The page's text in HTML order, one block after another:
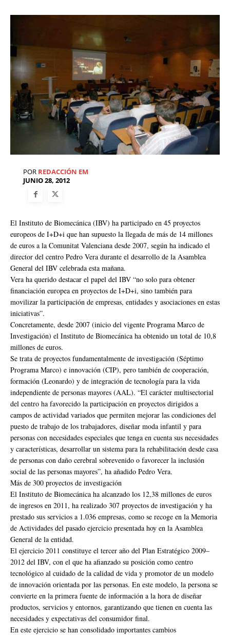
POR REDACCIÓN EM
JUNIO 28, 2012
El Instituto de Biomecánica (IBV) ha participado en 45 proyectos
europeos de I+D+i que han supuesto la llegada de más de 14 millones
de euros a la Comunitat Valenciana desde 2007, según ha indicado el
director del centro Pedro Vera durante el desarrollo de la Asamblea
General del IBV celebrada esta mañana.
Vera ha querido destacar el papel del IBV “no solo para obtener
financiación europea en proyectos de I+D+i, sino también para
movilizar la participación de empresas, entidades y asociaciones en estas
iniciativas”.
Concretamente, desde 2007 (inicio del vigente Programa Marco de
Investigación) el Instituto de Biomecánica ha obtenido un total de 10,8
millones de euros.
Se trata de proyectos fundamentalmente de investigación (Séptimo
Programa Marco) e innovación (CIP), pero también de cooperación,
formación (Leonardo) y de integración de tecnología para la vida
independiente de personas mayores (AAL). “El carácter multisectorial
del centro ha favorecido la participación en proyectos dirigidos a
campos de actividad variados que permiten mejorar las condiciones del
puesto de trabajo de los trabajadores, diseñar moda infantil y para
personas con necesidades especiales que tenga en cuenta sus necesidades
y características, desarrollar un sistema para la rehabilitación desde casa
de personas con daño cerebral sobrevenido o favorecer la inclusión
social de las personas mayores”, ha añadido Pedro Vera.
Más de 300 proyectos de investigación
El Instituto de Biomecánica ha alcanzado los 12,38 millones de euros
de ingresos en 2011, ha realizado 307 proyectos de investigación y ha
prestado sus servicios a 1.036 empresas, como se recoge en la Memoria
de Actividades del pasado ejercicio presentada hoy en la Asamblea
General de la entidad.
El ejercicio 2011 constituye el tercer año del Plan Estratégico 2009–
2012 del IBV, con el que ha afianzado su posición como centro
tecnológico al cuidado de la calidad de vida y promotor de un modelo
de innovación orientada por las personas. En este modelo, la persona se
convierte en la primera fuente de información a la hora de diseñar
productos, servicios y entornos, garantizando que tienen en cuenta las
necesidades y expectativas del consumidor final.
En este ejercicio se han consolidado importantes cambios